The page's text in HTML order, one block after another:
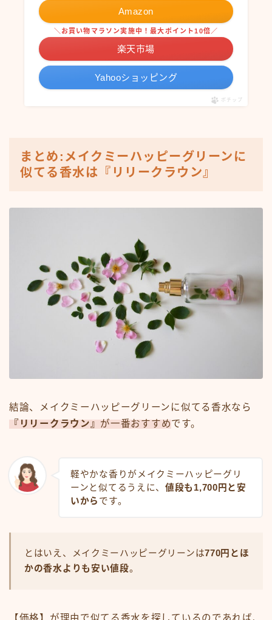
Amazon
＼お買い物マラソン実施中！最大ポイント10倍／
楽天市場
Yahooショッピング
ポチップ
まとめ:メイクミーハッピーグリーンに
似てる香水は『リリークラウン』
結論、メイクミーハッピーグリーンに似てる香水なら
『リリークラウン』 が一番おすすめです。
軽やかな香りがメイクミーハッピーグリ
ーンと似てるうえに、 値段も1,700円と安
いから です。
とはいえ、メイクミーハッピーグリーンは770円とほ
かの香水よりも安い値段。